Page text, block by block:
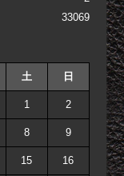
33069
土 日
1 2
8 9
15 16